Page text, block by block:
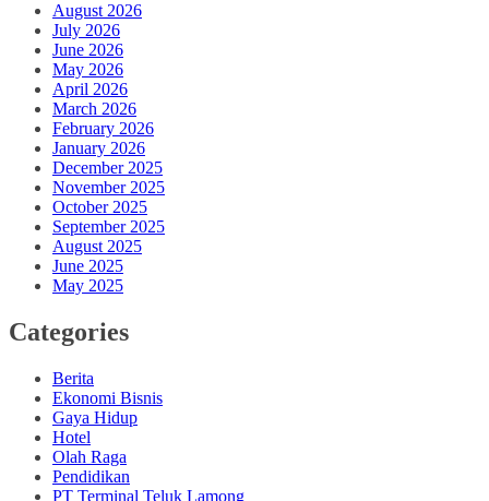
August 2026
July 2026
June 2026
May 2026
April 2026
March 2026
February 2026
January 2026
December 2025
November 2025
October 2025
September 2025
August 2025
June 2025
May 2025
Categories
Berita
Ekonomi Bisnis
Gaya Hidup
Hotel
Olah Raga
Pendidikan
PT Terminal Teluk Lamong